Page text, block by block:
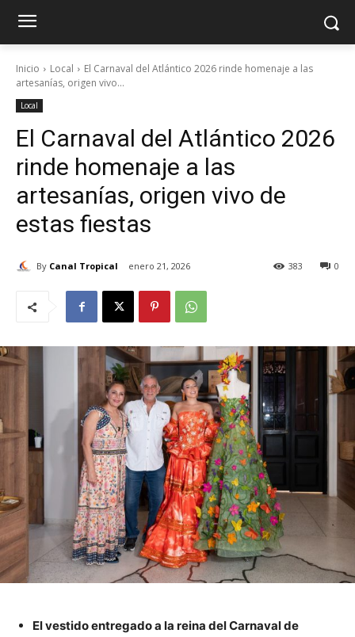
Inicio Local
El Carnaval del Atlántico 2026 rinde homenaje a las
artesanías, origen vivo...
Local
El Carnaval del Atlántico 2026
rinde homenaje a las
artesanías, origen vivo de
estas fiestas
By Canal Tropical enero 21, 2026 0
383
El vestido entregado a la reina del Carnaval de